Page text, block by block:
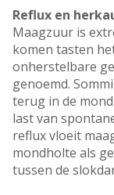
Reflux en
Maagzuur is
komen tasten
onherstelbare
genoemd.
terug in de
last van
reflux vloeit
mondholte als
tussen de